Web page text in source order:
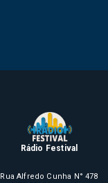
Rádio Festival
Rua Alfredo Cunha N° 478